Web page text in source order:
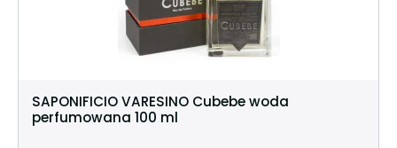
SAPONIFICIO VARESINO Cubebe woda
perfumowana 100 ml